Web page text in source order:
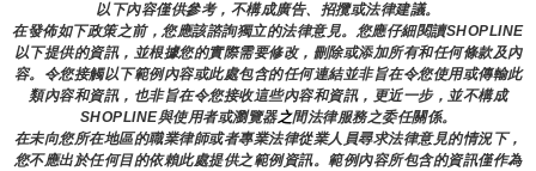
以下內容僅供參考，不構成廣告、招攬或法律建議。
在發佈如下政策之前，您應該諮詢獨立的法律意見。您應仔細閱讀SHOPLINE
以下提供的資訊，並根據您的實際需要修改，刪除或添加所有和任何條款及內
容。令您接觸以下範例內容或此處包含的任何連結並非旨在令您使用或傳輸此
類內容和資訊，也非旨在令您接收這些內容和資訊，更近一步，並不構成
SHOPLINE與使用者或瀏覽器之間法律服務之委任關係。
在未向您所在地區的職業律師或者專業法律從業人員尋求法律意見的情況下，
您不應出於任何目的依賴此處提供之範例資訊。範例內容所包含的資訊僅作為